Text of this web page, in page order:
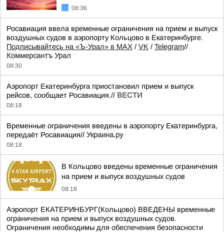
08:36
Росавиация ввела временные ограничения на прием и выпуск
воздушных судов в аэропорту Кольцово в Екатеринбурге.
Подписывайтесь на «Ъ-Урал» в MAX / VK / Telegram//
Коммерсантъ Урал
08:30
Аэропорт Екатеринбурга приостановил прием и выпуск
рейсов, сообщает Росавиация.// ВЕСТИ
08:18
Временные ограничения введены в аэропорту Екатеринбурга,
передаёт Росавиация// Украина.ру
08:18
В Кольцово введены временные ограничения
на прием и выпуск воздушных судов
08:18
Аэропорт ЕКАТЕРИНБУРГ(Кольцово) ВВЕДЕНЫ временные
ограничения на прием и выпуск воздушных судов.
Ограничения необходимы для обеспечения безопасности